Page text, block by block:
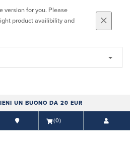
version for you. Please
product availibility and
UN BUONO DA 20 EUR
(0)